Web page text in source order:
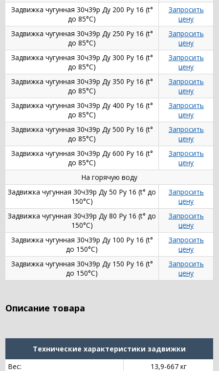
Задвижка чугунная 30ч39р Ду 200 Ру 16 (t°
до 85°С)
Запросить
цену
Задвижка чугунная 30ч39р Ду 250 Ру 16 (t°
до 85°С)
Запросить
цену
Задвижка чугунная 30ч39р Ду 300 Ру 16 (t°
до 85°С)
Запросить
цену
Задвижка чугунная 30ч39р Ду 350 Ру 16 (t°
до 85°С)
Запросить
цену
Задвижка чугунная 30ч39р Ду 400 Ру 16 (t°
до 85°С)
Запросить
цену
Задвижка чугунная 30ч39р Ду 500 Ру 16 (t°
до 85°С)
Запросить
цену
Задвижка чугунная 30ч39р Ду 600 Ру 16 (t°
до 85°С)
Запросить
цену
На горячую воду
Задвижка чугунная 30ч39р Ду 50 Ру 16 (t° до
150°С)
Запросить
цену
Задвижка чугунная 30ч39р Ду 80 Ру 16 (t° до
150°С)
Запросить
цену
Задвижка чугунная 30ч39р Ду 100 Ру 16 (t°
до 150°С)
Запросить
цену
Задвижка чугунная 30ч39р Ду 150 Ру 16 (t°
до 150°С)
Запросить
цену
Описание товара
Технические характеристики задвижки
Вес:
13,9-667 кг